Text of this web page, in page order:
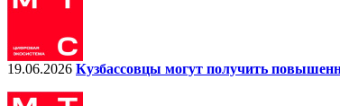
19.06.2026 Кузбассовцы могут получить